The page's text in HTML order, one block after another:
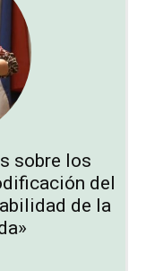
sobre los
del
de la